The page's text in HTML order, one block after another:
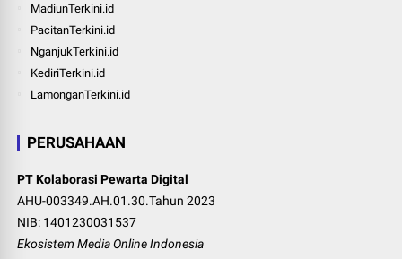
MadiunTerkini.id
PacitanTerkini.id
NganjukTerkini.id
KediriTerkini.id
LamonganTerkini.id
PERUSAHAAN
PT Kolaborasi Pewarta Digital
AHU-003349.AH.01.30.Tahun 2023
NIB: 1401230031537
Ekosistem Media Online Indonesia